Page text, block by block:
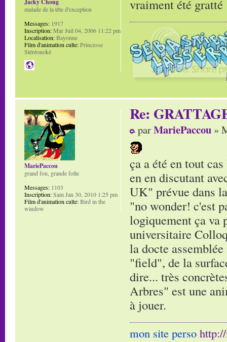
vraiment été gratté
malade de la tête d'exception
Messages: 1917
Inscription:Mar Juil 04, 2006 11:22 pm
Localisation:Bayonne
Film d'animation culte:Princesse
Stéréonoké
Re:
parMariePaccou »
ça a été en tout
en en discutant
UK" prévue dans
"no wonder! c'est
logiquement ça va
universitaire
la docte
"field", de la
dire... très
Arbres" est une
à jouer.
mon site perso
MariePaccou
grand fou, grande folle
Messages: 1103
Inscription:Sam Jan 30, 2010 1:25 pm
Film d'animation culte:Bird in the
window